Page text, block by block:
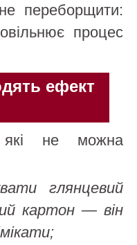
переборщити:
процес
ефект
не можна
глянцевий
картон — він